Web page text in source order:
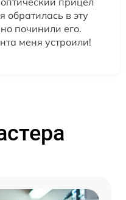
обратилась в эту
починили его.
меня устроили!